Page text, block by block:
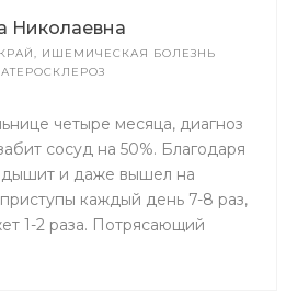
Николаевна
ИШЕМИЧЕСКАЯ БОЛЕЗНЬ
четыре месяца, диагноз
сосуд на 50%. Благодаря
дышит и даже вышел на
каждый день 7-8 раз,
1-2 раза. Потрясающий